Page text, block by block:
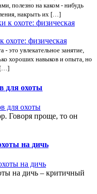
полезно на каком - нибудь
накрыть их […]
охоте: физическая
- это увлекательное занятие,
хороших навыков и опыта, но
[…]
для охоты
Говоря проще, то он
на дичь
на дичь – критичный